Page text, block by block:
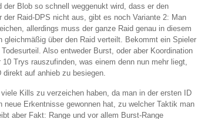
Blob so schnell weggenukt wird, dass er den
Raid-DPS nicht aus, gibt es noch Variante 2: Man
allerdings muss der ganze Raid genau in diesem
über den Raid verteilt. Bekommt ein Spieler
Also entweder Burst, oder aber Koordination
Trys rauszufinden, was einem denn nun mehr liegt,
auf anhieb zu besiegen.
Kills zu verzeichen haben, da man in der ersten ID
neue Erkentnisse gewonnen hat, zu welcher Taktik man
aber Fakt: Range und vor allem Burst-Range